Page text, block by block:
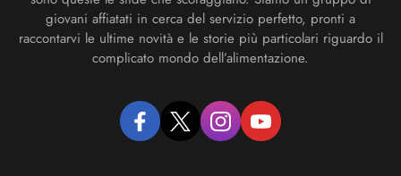
giovani affiatati in cerca del servizio perfetto, pronti a
raccontarvi le ultime novità e le storie più particolari riguardo il
complicato mondo dell’alimentazione.
facebooktwitter instagramyoutube